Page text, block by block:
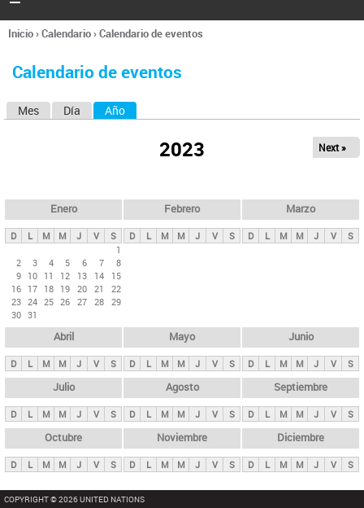
l
d
Se
usted
Inicio›Calendario›Calendario de eventos
Calendario de eventos
s
p
n
c
i
p
l
e
s
Mes Día Año
2023 Next »
Enero
D L M M J V
S
1
2
3 4 5 6 7
8
9 10 11 12 13 14
15
16 17 18 19 20 21
22
23 24 25 26 27 28 29
30 31
Febrero
D L M M J V S
Marzo
D L M M J V S
Abril
D L M M J V S
Mayo
D L M M J V S
Junio
D L M M J V S
Julio
D L M M J V S
Agosto
D L M M J V S
Septiembre
D L M M J V S
Octubre
D L M M J V S
Noviembre
D L M M J V S
Diciembre
D L M M J V S
COPYRIGHT © 2026 UNITED NATIONS